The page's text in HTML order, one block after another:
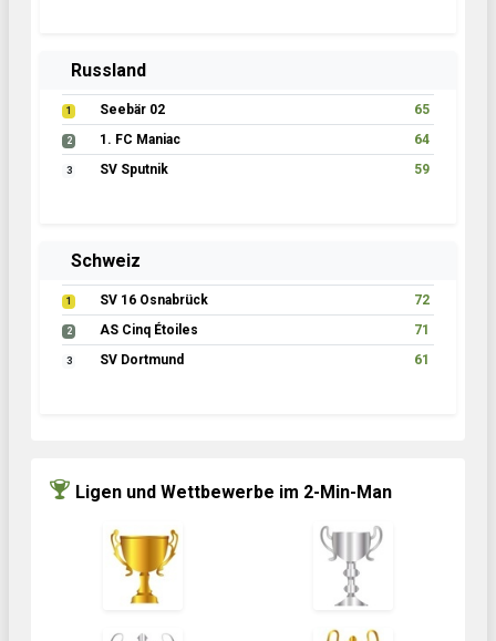
Russland
1 Seebär 02 65
2 1. FC Maniac 64
3 SV Sputnik 59
Schweiz
1 SV 16 Osnabrück 72
2 AS Cinq Étoiles 71
3 SV Dortmund 61
Ligen und Wettbewerbe im 2-Min-Man